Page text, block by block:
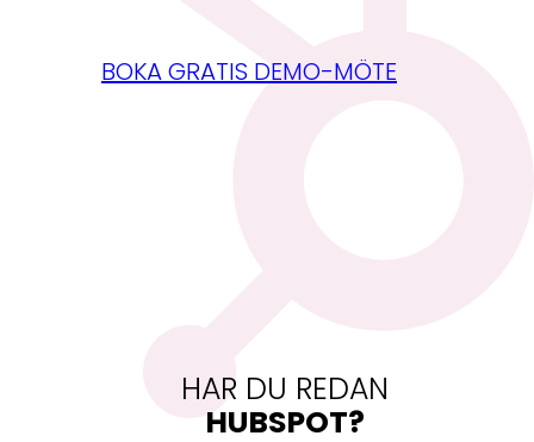
BOKA GRATIS DEMO-MÖTE
HAR DU REDAN
HUBSPOT?